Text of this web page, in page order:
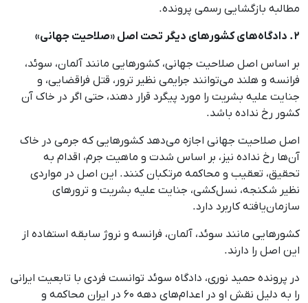
مطالبه بازگشایی رسمی پرونده.
۲. دادگاه‌های کشورهای دیگر تحت اصل «صلاحیت جهانی»
بر اساس اصل صلاحیت جهانی، کشورهایی مانند آلمان، سوئد،
فرانسه و هلند می‌توانند جرایمی نظیر ترور، قتل فراقضایی، و
جنایت علیه بشریت را مورد پیگرد قرار دهند، حتی اگر در خاک آن
کشور رخ نداده باشد.
اصل صلاحیت جهانی اجازه می‌دهد کشورهایی که جرمی در خاک
آن‌ها رخ نداده نیز، بر اساس شدت و ماهیت جرم، اقدام به
تحقیق، تعقیب و محاکمه مرتکبان کنند. این اصل در مواردی
نظیر شکنجه، نسل‌کشی، جنایت علیه بشریت و ترورهای
سازمان‌یافته کاربرد دارد.
کشورهایی مانند سوئد، آلمان، فرانسه و نروژ سابقه استفاده از
این اصل را دارند.
در پرونده حمید نوری، دادگاه سوئد توانست فردی با تابعیت ایرانی
را به دلیل نقش او در اعدام‌های دهه ۶۰ در ایران محاکمه و